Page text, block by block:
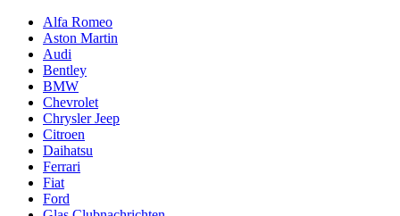
Alfa Romeo
Aston Martin
Audi
Bentley
BMW
Chevrolet
Chrysler Jeep
Citroen
Daihatsu
Ferrari
Fiat
Ford